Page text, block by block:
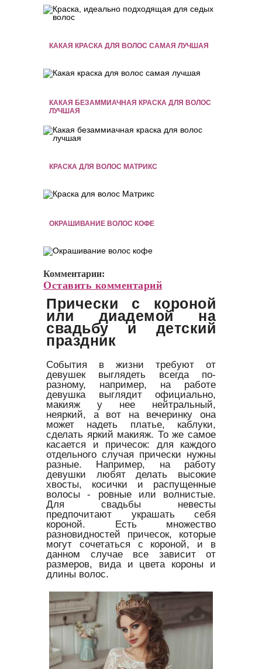
КАКАЯ КРАСКА ДЛЯ ВОЛОС САМАЯ ЛУЧШАЯ
КАКАЯ БЕЗАММИАЧНАЯ КРАСКА ДЛЯ ВОЛОС
ЛУЧШАЯ
КРАСКА ДЛЯ ВОЛОС МАТРИКС
ОКРАШИВАНИЕ ВОЛОС КОФЕ
Комментарии:
Оставить комментарий
Прически с короной
или диадемой на
свадьбу и детский
праздник
События в жизни требуют от
девушек выглядеть всегда по-
разному, например, на работе
девушка выглядит официально,
макияж у нее нейтральный,
неяркий, а вот на вечеринку она
может надеть платье, каблуки,
сделать яркий макияж. То же самое
касается и причесок: для каждого
отдельного случая прически нужны
разные. Например, на работу
девушки любят делать высокие
хвосты, косички и распущенные
волосы - ровные или волнистые.
Для свадьбы невесты
предпочитают украшать себя
короной. Есть множество
разновидностей причесок, которые
могут сочетаться с короной, и в
данном случае все зависит от
размеров, вида и цвета короны и
длины волос.